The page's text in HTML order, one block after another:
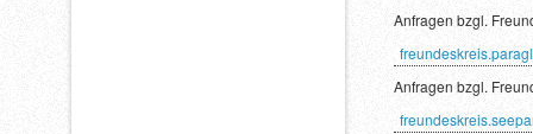
Anfragen bzgl.
Anfragen bzgl.